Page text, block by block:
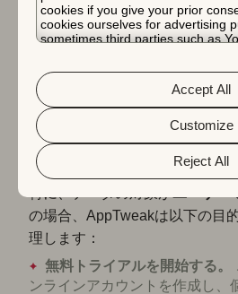
cookies if you give your prior
cookies ourselves for advertising
sometimes third parties such as
about the protection of your
different cookies we use, please
&Privacy Policy. You can
and preferences by clicking the
Reject All
Customize
Accept All
サイトへの訪問の質を向上させ
ータを記憶できる特定の
す：
統計調査を実施するため。
データ対象者が明示的に同意
ため。
の場合、AppTweakは以下の目
理します：
無料トライアルを開始する。
ンラインアカウントを作成し、